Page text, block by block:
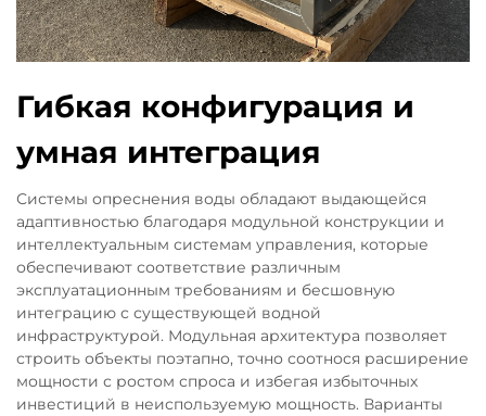
Гибкая конфигурация и
умная интеграция
Системы опреснения воды обладают выдающейся
адаптивностью благодаря модульной конструкции и
интеллектуальным системам управления, которые
обеспечивают соответствие различным
эксплуатационным требованиям и бесшовную
интеграцию с существующей водной
инфраструктурой. Модульная архитектура позволяет
строить объекты поэтапно, точно соотнося расширение
мощности с ростом спроса и избегая избыточных
инвестиций в неиспользуемую мощность. Варианты